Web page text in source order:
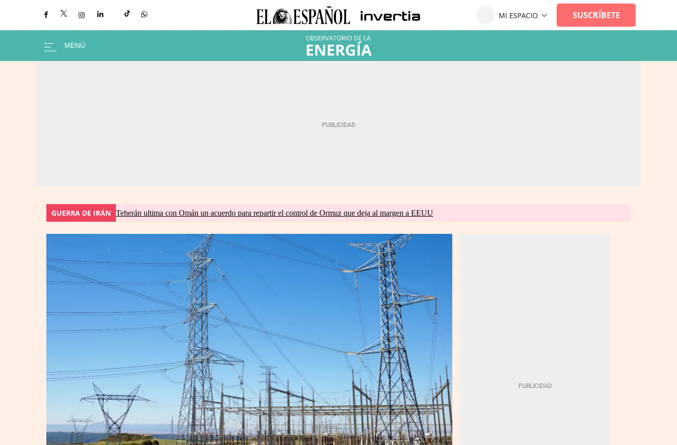
GUERRA DE IRÁN Teherán ultima con Omán un acuerdo para repartir el control de Ormuz que deja al margen a EEUU